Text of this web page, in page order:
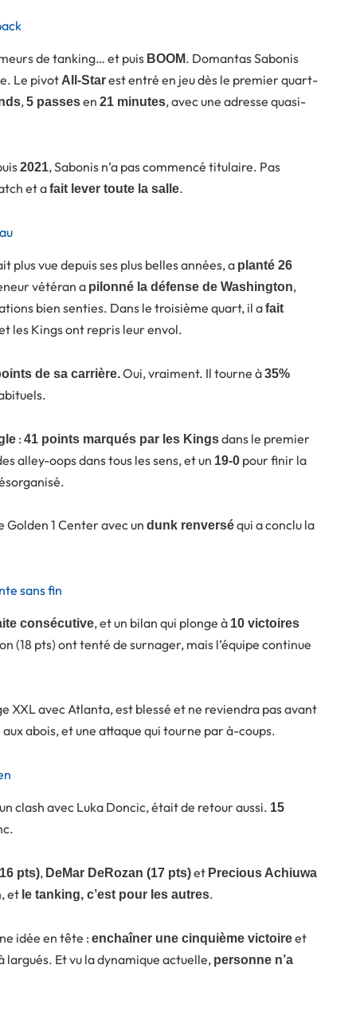
de tanking… et puis BOOM. Domantas Sabonis
Le pivot All-Starest entré en jeu dès le premier quart-
,5 passesen 21 minutes, avec une adresse quasi-
2021, Sabonis n’a pas commencé titulaire. Pas
et afait lever toute la salle.
plus vue depuis ses plus belles années, a planté 26
vétéran a pilonné la défense de Washington,
bien senties. Dans le troisième quart, il afait
les Kings ont repris leur envol.
de sa carrière.Oui, vraiment. Il tourne à35%
: 41 points marqués par les Kingsdans le premier
alley-oops dans tous les sens, et un 19-0 pour finir la
1 Center avec un dunk renverséqui a conclu la
sans fin
consécutive, et un bilan qui plonge à 10 victoires
(18 pts) ont tenté de surnager, mais l’équipe continue
XXL avec Atlanta, est blessé et ne reviendra pas avant
aux abois, et une attaque qui tourne par à-coups.
clash avec Luka Doncic, était de retour aussi. 15
pts), DeMar DeRozan (17 pts)et Precious Achiuwa
et le tanking, c’est pour les autres.
idée en tête : enchaîner une cinquième victoireet
Et vu la dynamique actuelle, personne n’a